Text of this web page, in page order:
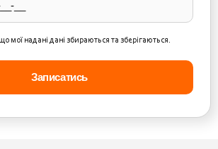
мої надані дані збираються та зберігаються.